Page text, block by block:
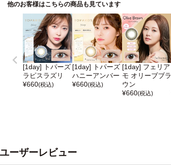
他のお客様はこちらの商品も見ています
[1day] トパーズ
ラピスラズリ
¥660(税込)
[1day] トパーズ
ハニーアンバー
¥660(税込)
[1day] フェリア
モ オリーブブラ
ウン
¥660(税込)
ユーザーレビュー